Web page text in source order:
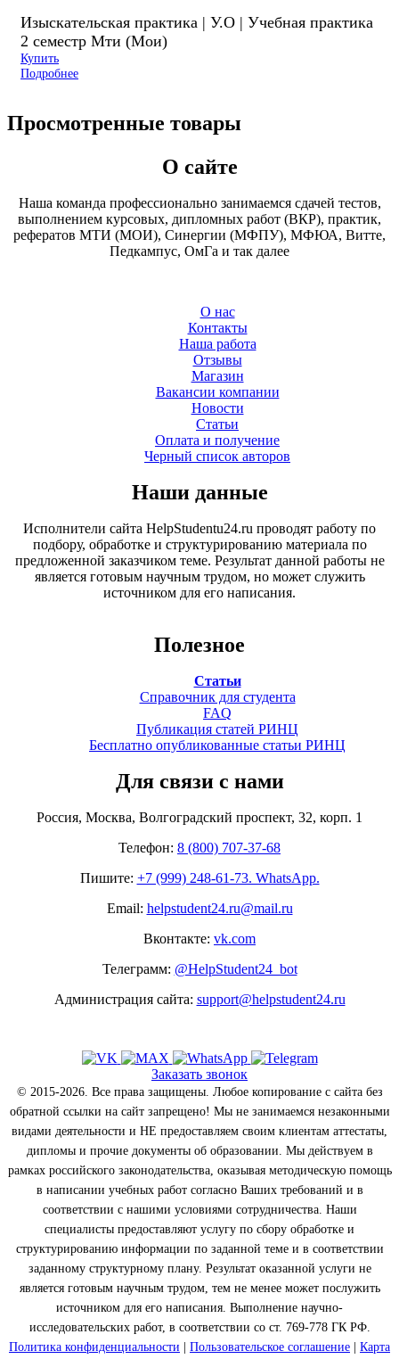
Изыскательская практика | У.О | Учебная практика
2 семестр Мти (Мои)
Купить
Подробнее
Просмотренные товары
О сайте
Наша команда профессионально занимаемся сдачей тестов,
выполнением курсовых, дипломных работ (ВКР), практик,
рефератов МТИ (МОИ), Синергии (МФПУ), МФЮА, Витте,
Педкампус, ОмГа и так далее
О нас
Контакты
Наша работа
Отзывы
Магазин
Вакансии компании
Новости
Статьи
Оплата и получение
Черный список авторов
Наши данные
Исполнители сайта HelpStudentu24.ru проводят работу по
подбору, обработке и структурированию материала по
предложенной заказчиком теме. Результат данной работы не
является готовым научным трудом, но может служить
источником для его написания.
Полезное
Статьи
Справочник для студента
FAQ
Публикация статей РИНЦ
Бесплатно опубликованные статьи РИНЦ
Для связи с нами
Россия, Москва, Волгоградский проспект, 32, корп. 1
Телефон: 8 (800) 707-37-68
Пишите: +7 (999) 248-61-73. WhatsApp.
Email: helpstudent24.ru@mail.ru
Вконтакте: vk.com
Телеграмм: @HelpStudent24_bot
Администрация сайта: support@helpstudent24.ru
Заказать звонок
© 2015-2026. Все права защищены. Любое копирование с сайта без
обратной ссылки на сайт запрещено! Мы не занимаемся незаконными
видами деятельности и НЕ предоставляем своим клиентам аттестаты,
дипломы и прочие документы об образовании. Мы действуем в
рамках российского законодательства, оказывая методическую помощь
в написании учебных работ согласно Ваших требований и в
соответствии с нашими условиями сотрудничества. Наши
специалисты предоставляют услугу по сбору обработке и
структурированию информации по заданной теме и в соответствии
заданному структурному плану. Результат оказанной услуги не
является готовым научным трудом, тем не менее может послужить
источником для его написания. Выполнение научно-
исследовательских работ, в соответствии со ст. 769-778 ГК РФ.
Политика конфиденциальности
Пользовательское соглашение
Карта